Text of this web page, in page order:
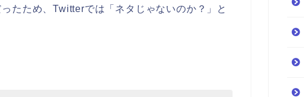
たため、Twitterでは「ネタじゃないのか？」と